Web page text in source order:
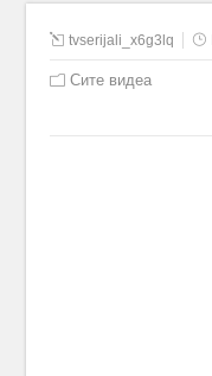
tvserijali_x6g3lq
Сите видеа